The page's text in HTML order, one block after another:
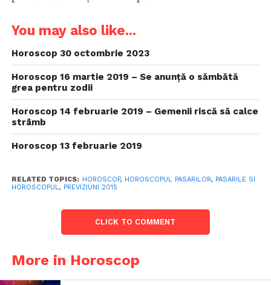
You may also like...
Horoscop 30 octombrie 2023
Horoscop 16 martie 2019 – Se anunță o sămbătă
grea pentru zodii
Horoscop 14 februarie 2019 – Gemenii riscă să calce
strâmb
Horoscop 13 februarie 2019
RELATED TOPICS: HOROSCOP, HOROSCOPUL PASARILOR, PASARILE SI
HOROSCOPUL, PREVIZIUNI 2015
CLICK TO COMMENT
More in Horoscop